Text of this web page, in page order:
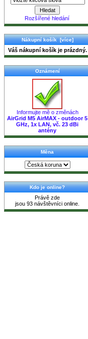
Rozšířené hledání
Nákupní košík [více]
Váš nákupní košík je prázdný.
Oznámení
Informujte mě o změnách
AirGrid M5 AirMAX - outdoor 5
GHz, 1x LAN, vč. 23 dBi
antény
Měna
Kdo je online?
Právě zde
jsou 93 návštěvníci online.